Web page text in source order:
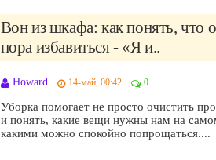
Вон из шкафа: как понять, что
пора избавиться - «Я и..
Howard 14-май, 00:42 0
Уборка помогает не просто очистить
и понять, какие вещи нужны нам на
какими можно спокойно попрощаться....